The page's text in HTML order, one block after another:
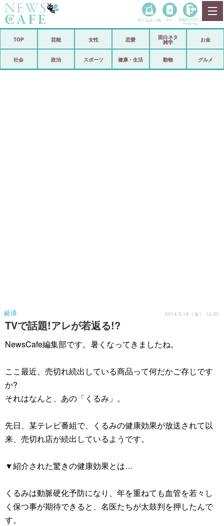
政治
当たる占い師 占い 登録• ログイン
マイルーム
TOP 芸能 女性 恋愛
面白ネタ
雑学
お金
社会 政治 スポーツ 健康・生活 動物 グルメ
TVで話題!アレが若返る!?
経済 2014.5.16（金） 12:00
NewsCafe編集部です。暑くなってきましたね。
ここ最近、売切れ続出している商品って何だかご存じです
か?
それはなんと、あの「くるみ」。
先日、某テレビ番組で、くるみの健康効果が放送されて以
来、売切れ店が続出しているようです。
▼紹介された驚きの健康効果とは…
くるみは動脈硬化予防になり、年を重ねても血管を若々し
く保つ事が期待できると、名医たちが太鼓判を押したんで
す。